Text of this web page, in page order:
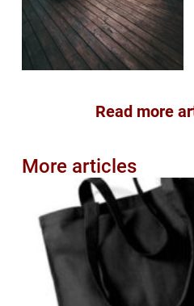
Read more
More articles